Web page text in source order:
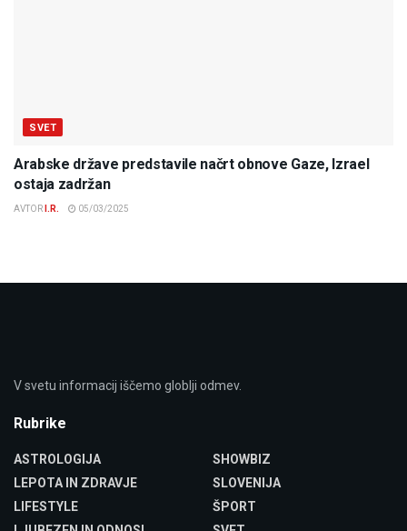
SVET
Arabske države predstavile načrt obnove Gaze, Izrael
ostaja zadržan
AVTOR I.R. 05/03/2025
V svetu informacij iščemo globlji odmev.
Rubrike
ASTROLOGIJA
LEPOTA IN ZDRAVJE
LIFESTYLE
SHOWBIZ
SLOVENIJA
ŠPORT